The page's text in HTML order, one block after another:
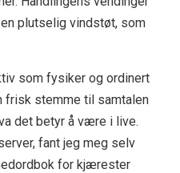
plutselig vindstøt, som
som fysiker og ordinert
frisk stemme til samtalen
det betyr å være i live.
fant jeg meg selv
for kjærester